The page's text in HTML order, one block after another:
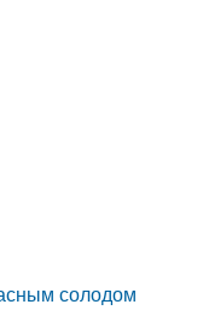
солодом